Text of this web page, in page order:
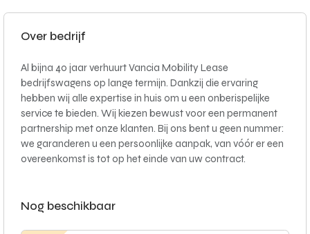
Over bedrijf
Al bijna 40 jaar verhuurt Vancia Mobility Lease
bedrijfswagens op lange termijn. Dankzij die ervaring
hebben wij alle expertise in huis om u een onberispelijke
service te bieden. Wij kiezen bewust voor een permanent
partnership met onze klanten. Bij ons bent u geen nummer:
we garanderen u een persoonlijke aanpak, van vóór er een
overeenkomst is tot op het einde van uw contract.
Nog beschikbaar